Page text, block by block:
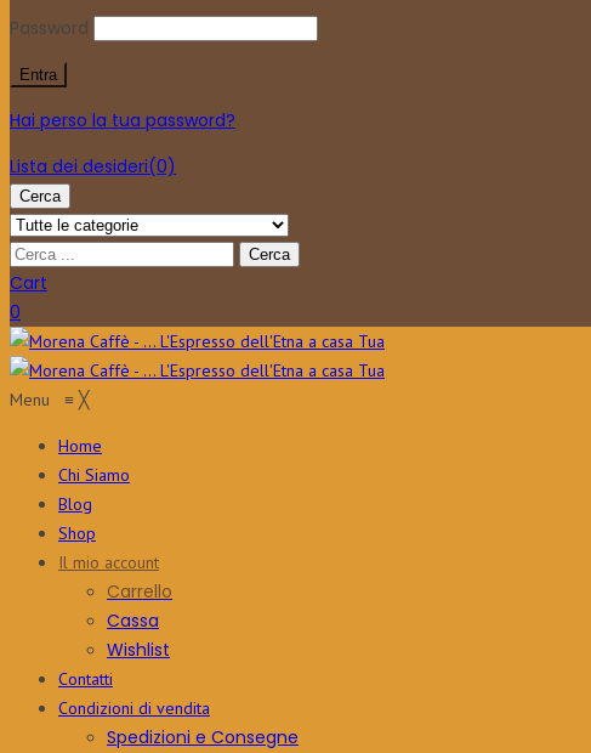
Password
Hai perso la tua password?
Lista dei desideri(0)
Cerca
Cart
0
Menu ≡ ╳
Home
Chi Siamo
Blog
Shop
Il mio account
Carrello
Cassa
Wishlist
Contatti
Condizioni di vendita
Spedizioni e Consegne